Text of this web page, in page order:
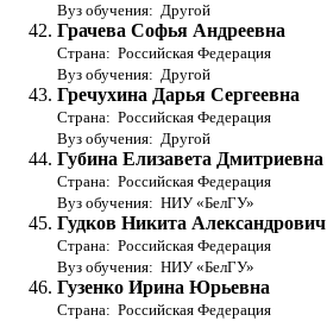
Вуз обучения: Другой
Грачева Софья Андреевна
Страна: Российская Федерация
Вуз обучения: Другой
Гречухина Дарья Сергеевна
Страна: Российская Федерация
Вуз обучения: Другой
Губина Елизавета Дмитриевна
Страна: Российская Федерация
Вуз обучения: НИУ «БелГУ»
Гудков Никита Александрович
Страна: Российская Федерация
Вуз обучения: НИУ «БелГУ»
Гузенко Ирина Юрьевна
Страна: Российская Федерация